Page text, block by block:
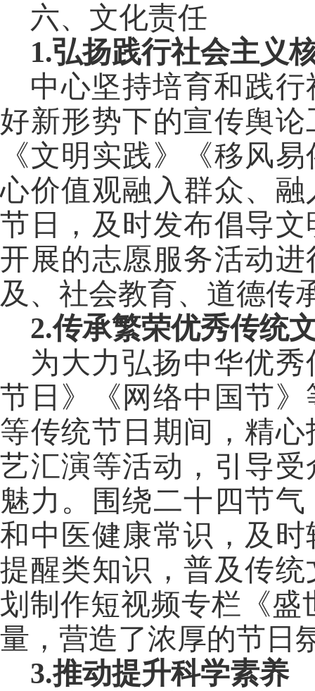
六、文化责任
1.弘扬践行社会主义
中心坚持培育和践
好新形势下的宣传舆
《文明实践》《移风
心价值观融入群众、
节日，及时发布倡导
开展的志愿服务活动
及、社会教育、道德传
2.传承繁荣优秀传统
为大力弘扬中华优
节日》《网络中国节
等传统节日期间，精
艺汇演等活动，引导
魅力。围绕二十四节
和中医健康常识，及
提醒类知识，普及传
划制作短视频专栏《盛
量，营造了浓厚的节日
3.推动提升科学素养